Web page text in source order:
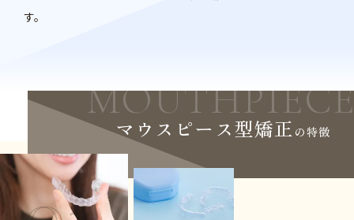
す。
マウスピース型矯正 の特徴